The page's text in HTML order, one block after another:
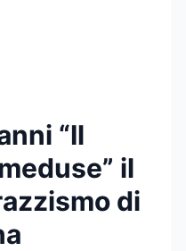
“Il
il
di